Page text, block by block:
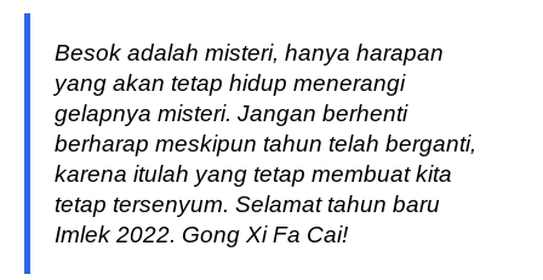
Besok adalah misteri, hanya harapan
yang akan tetap hidup menerangi
gelapnya misteri. Jangan berhenti
berharap meskipun tahun telah berganti,
karena itulah yang tetap membuat kita
tetap tersenyum. Selamat tahun baru
Imlek 2022. Gong Xi Fa Cai!